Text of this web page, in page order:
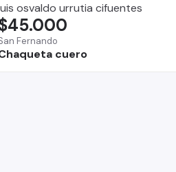
osvaldo urrutia cifuentes
Fernando
cuero